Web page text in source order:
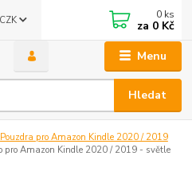
Menu
CZK
Hledat
0 ks
za 0 Kč
Pouzdra pro Amazon Kindle 2020 / 2019
pro Amazon Kindle 2020 / 2019 - světle